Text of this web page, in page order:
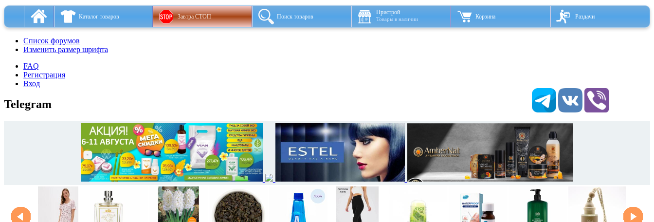
Каталог товаров Завтра СТОП Поиск товаров
Пристрой
Товары в наличии Корзина Раздачи
Список форумов
Изменить размер шрифта
FAQ
Регистрация
Вход
Telegram